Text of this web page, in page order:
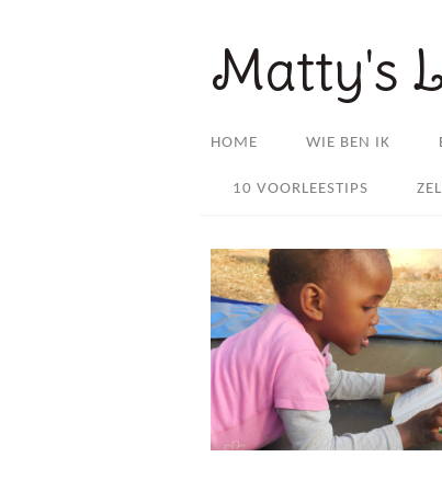
Matty's
HOME WIE BEN IK
10 VOORLEESTIPS